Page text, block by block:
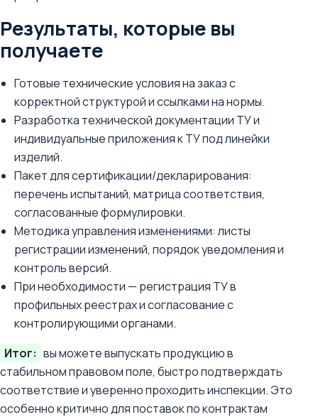
Результаты, которые вы
получаете
Готовые технические условия на заказ с
корректной структурой и ссылками на нормы.
Разработка технической документации ТУ и
индивидуальные приложения к ТУ под линейки
изделий.
Пакет для сертификации/декларирования:
перечень испытаний, матрица соответствия,
согласованные формулировки.
Методика управления изменениями: листы
регистрации изменений, порядок уведомления и
контроль версий.
При необходимости — регистрация ТУ в
профильных реестрах и согласование с
контролирующими органами.
Итог: вы можете выпускать продукцию в
стабильном правовом поле, быстро подтверждать
соответствие и уверенно проходить инспекции. Это
особенно критично для поставок по контрактам